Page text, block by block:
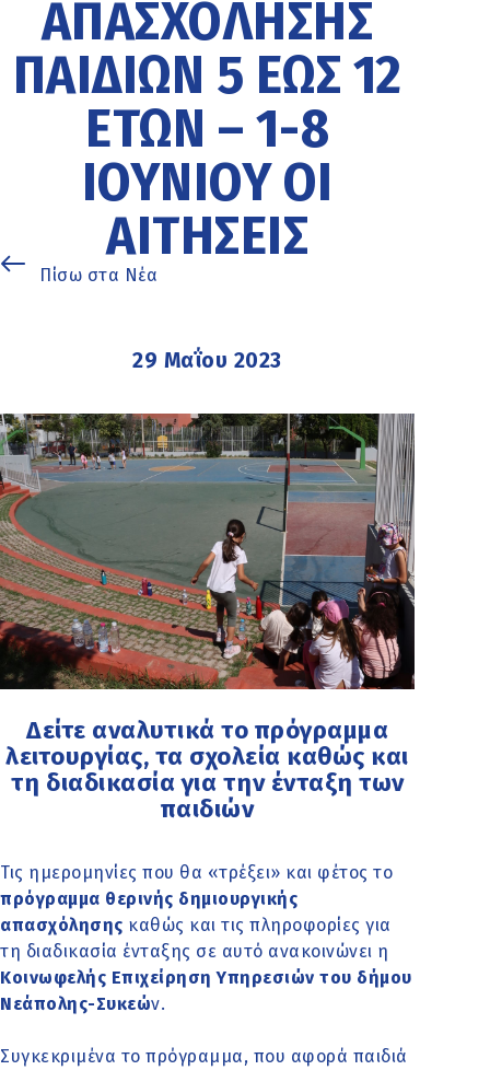
ΑΠΑΣΧΌΛΗΣΗΣ
ΠΑΙΔΙΏΝ 5 ΈΩΣ 12
ΕΤΏΝ – 1-8
ΙΟΥΝΊΟΥ ΟΙ
ΑΙΤΉΣΕΙΣ
Πίσω στα Νέα
29 Μαΐου 2023
Δείτε αναλυτικά το πρόγραμμα
λειτουργίας, τα σχολεία καθώς και
τη διαδικασία για την ένταξη των
παιδιών
Τις ημερομηνίες που θα «τρέξει» και φέτος το
πρόγραμμα θερινής δημιουργικής
απασχόλησης καθώς και τις πληροφορίες για
τη διαδικασία ένταξης σε αυτό ανακοινώνει η
Κοινωφελής Επιχείρηση Υπηρεσιών του δήμου
Νεάπολης-Συκεών.
Συγκεκριμένα το πρόγραμμα, που αφορά παιδιά